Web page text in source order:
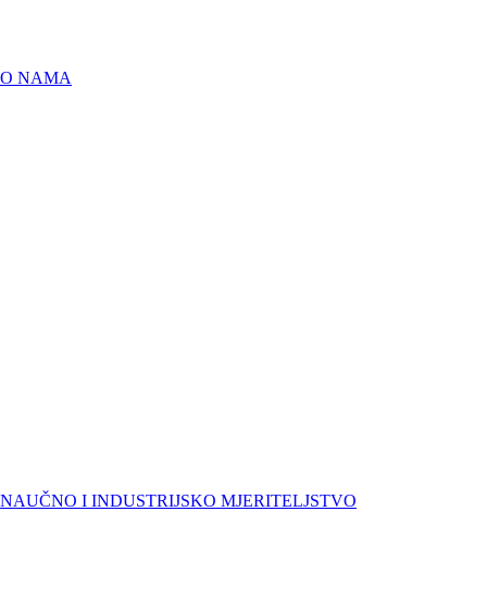
O NAMA
NAUČNO I INDUSTRIJSKO MJERITELJSTVO